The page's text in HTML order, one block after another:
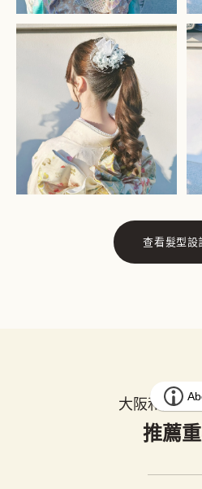
查看髮型設
大阪和服租
推薦